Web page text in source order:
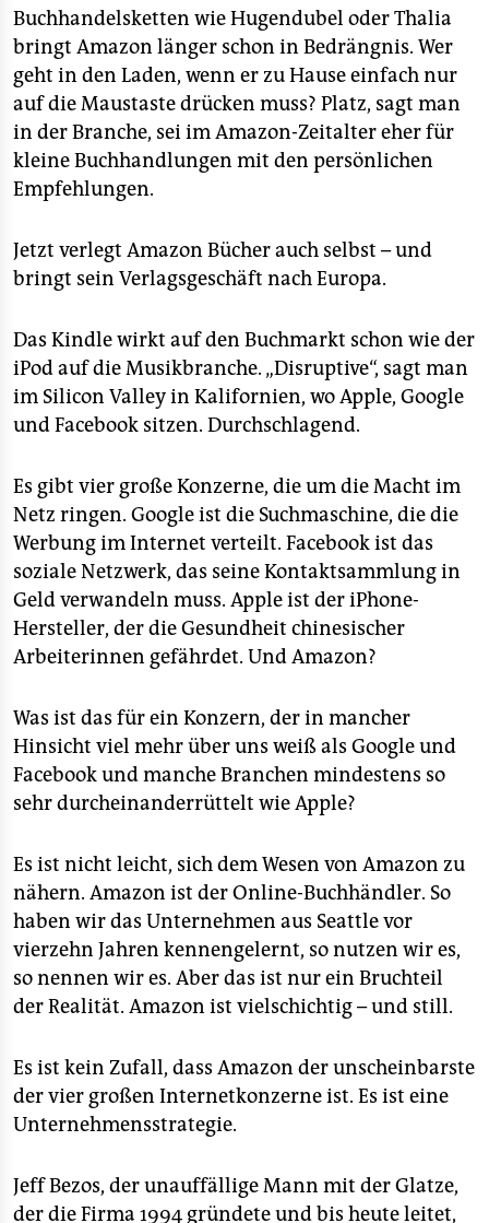
Buchhandelsketten wie Hugendubel oder Thalia
bringt Amazon länger schon in Bedrängnis. Wer
geht in den Laden, wenn er zu Hause einfach nur
auf die Maustaste drücken muss? Platz, sagt man
in der Branche, sei im Amazon-Zeitalter eher für
kleine Buchhandlungen mit den persönlichen
Empfehlungen.
Jetzt verlegt Amazon Bücher auch selbst – und
bringt sein Verlagsgeschäft nach Europa.
Das Kindle wirkt auf den Buchmarkt schon wie der
iPod auf die Musikbranche. „Disruptive“, sagt man
im Silicon Valley in Kalifornien, wo Apple, Google
und Facebook sitzen. Durchschlagend.
Es gibt vier große Konzerne, die um die Macht im
Netz ringen. Google ist die Suchmaschine, die die
Werbung im Internet verteilt. Facebook ist das
soziale Netzwerk, das seine Kontaktsammlung in
Geld verwandeln muss. Apple ist der iPhone-
Hersteller, der die Gesundheit chinesischer
Arbeiterinnen gefährdet. Und Amazon?
Was ist das für ein Konzern, der in mancher
Hinsicht viel mehr über uns weiß als Google und
Facebook und manche Branchen mindestens so
sehr durcheinanderrüttelt wie Apple?
Es ist nicht leicht, sich dem Wesen von Amazon zu
nähern. Amazon ist der Online-Buchhändler. So
haben wir das Unternehmen aus Seattle vor
vierzehn Jahren kennengelernt, so nutzen wir es,
so nennen wir es. Aber das ist nur ein Bruchteil
der Realität. Amazon ist vielschichtig – und still.
Es ist kein Zufall, dass Amazon der unscheinbarste
der vier großen Internetkonzerne ist. Es ist eine
Unternehmensstrategie.
Jeff Bezos, der unauffällige Mann mit der Glatze,
der die Firma 1994 gründete und bis heute leitet,